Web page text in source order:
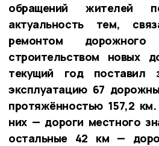
обращений жителей
актуальность тем,
ремонтом
строительством новых
текущий год поставил
эксплуатацию 67
протяжённостью 157,2
них — дороги местного
остальные 42 км —